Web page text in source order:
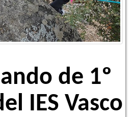
de 1º
IES Vasco